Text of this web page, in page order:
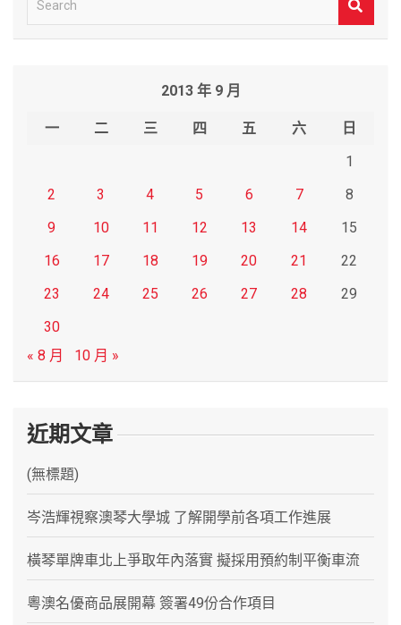
e
2013 年 9 月
一 二 三 四 五 六
日
1
2
3 4 5 6 7
8
9
10 11 12 13 14
15
16
17 18 19 20 21
22
23
24 25 26 27 28
29
30
« 8 月
10 月 »
近期文章
(無標題)
岑浩輝視察澳琴大學城 了解開學前各項工作進展
橫琴單牌車北上爭取年內落實 擬採用預約制平衡車流
粵澳名優商品展開幕 簽署49份合作項目